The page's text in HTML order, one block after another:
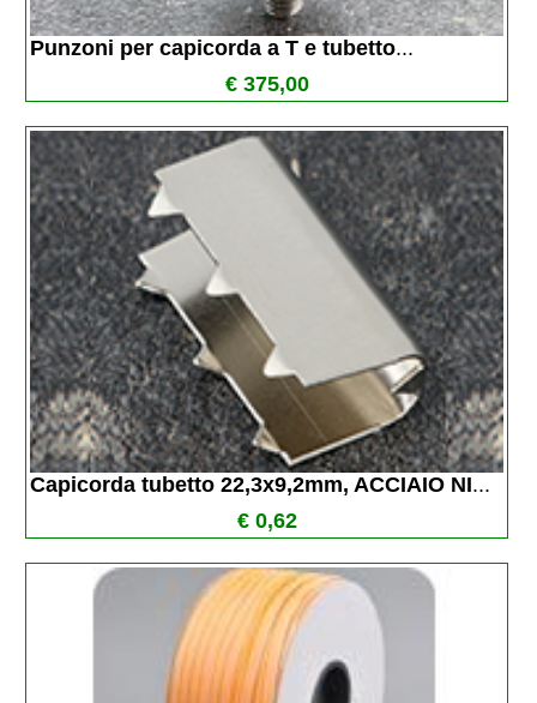
Punzoni per capicorda a T e tubetto...
€ 375,00
Capicorda tubetto 22,3x9,2mm, ACCIAIO NI...
€ 0,62